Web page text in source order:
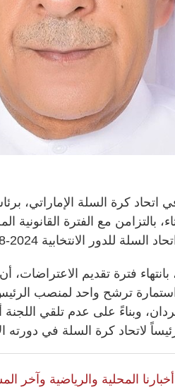
اتحاد كرة السلة الإماراتي،
بالتزامن مع الفترة
للدور الانتخابية 2024-2028.
بانتهاء فترة تقديم الاعتراضات،
ترشح واحد لمنصب
وبناءً على عدم تلقي
لاتحاد كرة السلة في دورته
أخبارنا المحلية والرياضية وآخر